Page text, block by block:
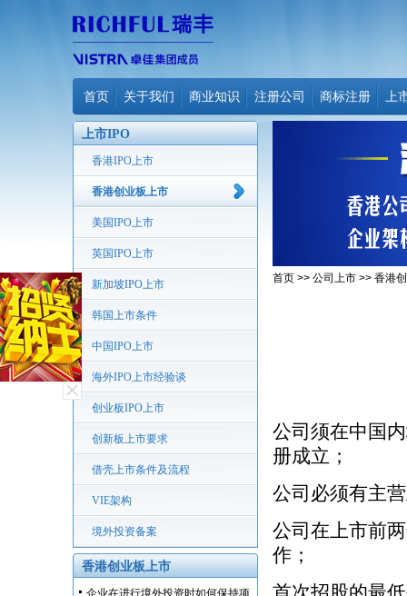
首页 关于我们 商业知识 注册公司 商标注册 上
上市IPO
香港IPO上市
香港创业板上市
美国IPO上市
英国IPO上市
新加坡IPO上市
韩国上市条件
中国IPO上市
海外IPO上市经验谈
创业板IPO上市
创新板上市要求
借壳上市条件及流程
VIE架构
境外投资备案
香港创业板上市
企业在进行境外投资时如何保持项
首页 >> 公司上市 >> 香港
公司须在中国
册成立；
公司必须有主
公司在上市前
作；